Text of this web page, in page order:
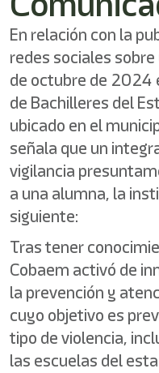
En relación con la
redes sociales
de octubre de 2024
de Bachilleres del
ubicado en el
señala que un
vigilancia
a una alumna, la
siguiente:
Tras tener
Cobaem activó de
la prevención y
cuyo objetivo es
tipo de violencia,
las escuelas del